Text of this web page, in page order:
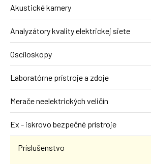
Akustické kamery
Analyzátory kvality elektrickej siete
Osciloskopy
Laboratórne prístroje a zdoje
Merače neelektrických veličín
Ex - iskrovo bezpečné prístroje
Príslušenstvo